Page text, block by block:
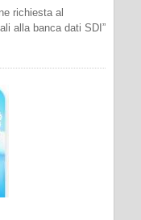
richiesta al
alla banca dati SDI”